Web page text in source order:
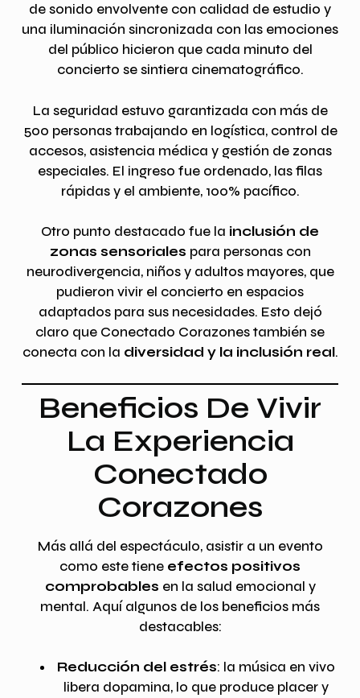
de sonido envolvente con calidad de estudio y
una iluminación sincronizada con las emociones
del público hicieron que cada minuto del
concierto se sintiera cinematográfico.
La seguridad estuvo garantizada con más de
500 personas trabajando en logística, control de
accesos, asistencia médica y gestión de zonas
especiales. El ingreso fue ordenado, las filas
rápidas y el ambiente, 100% pacífico.
Otro punto destacado fue la inclusión de
zonas sensoriales para personas con
neurodivergencia, niños y adultos mayores, que
pudieron vivir el concierto en espacios
adaptados para sus necesidades. Esto dejó
claro que Conectado Corazones también se
conecta con la diversidad y la inclusión real.
Beneficios De Vivir
La Experiencia
Conectado
Corazones
Más allá del espectáculo, asistir a un evento
como este tiene efectos positivos
comprobables en la salud emocional y
mental. Aquí algunos de los beneficios más
destacables:
Reducción del estrés: la música en vivo
libera dopamina, lo que produce placer y